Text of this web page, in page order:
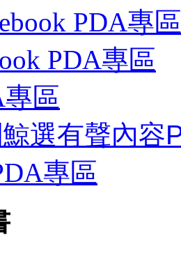
PDA專區
PDA專區
專區
選有聲內容
專區